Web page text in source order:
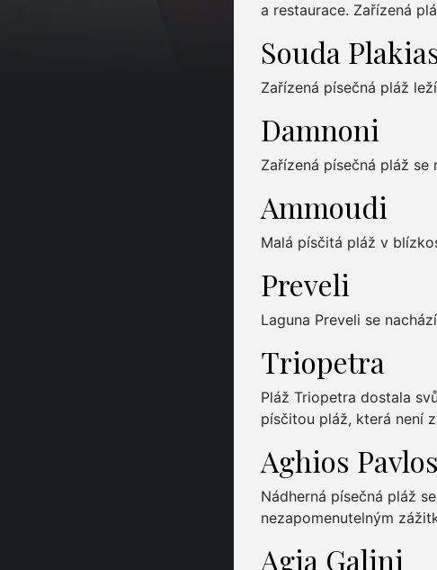
a restaurace. Zařízená
Souda
Zařízená písečná pláž
Damnoni
Zařízená písečná pláž se
Ammoudi
Malá písčitá pláž v
Preveli
Laguna Preveli se
Triopetra
Pláž Triopetra dostala
písčitou pláž, která není
Aghios Pavlos
Nádherná písečná pláž
nezapomenutelným
Agia Galini